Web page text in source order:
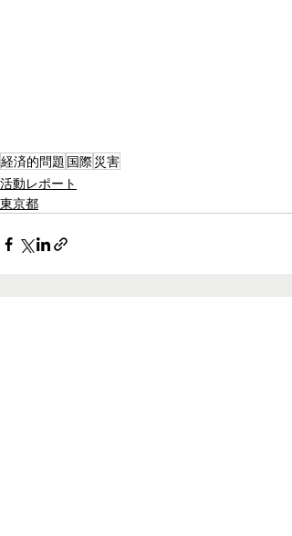
経済的問題 国際災害
活動レポート
東京都